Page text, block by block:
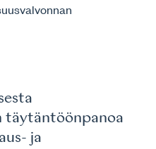
täytäntöönpanoa
ja